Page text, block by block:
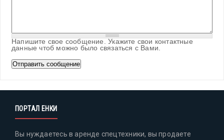
Напишите свое сообщение. Укажите свои контактные
данные чтоб можно было связаться с Вами.
ПОРТАЛ ЕНКИ
Вы нуждаетесь в аренде спецтехники, вы продаете